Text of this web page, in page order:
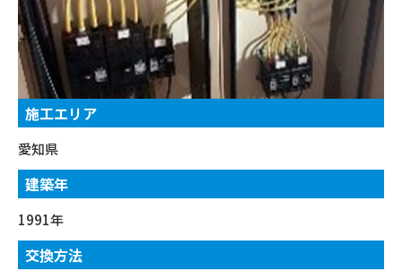
施工エリア
愛知県
建築年
1991年
交換方法